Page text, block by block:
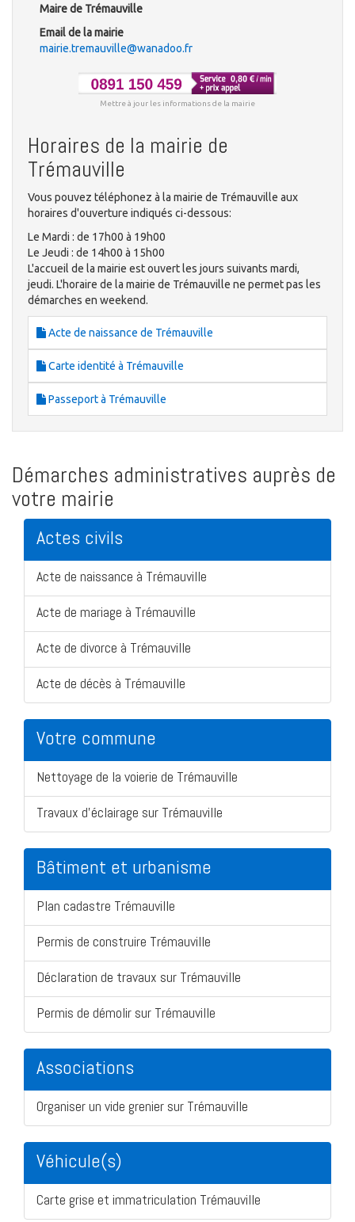
Maire de Trémauville
Email de la mairie
mairie.tremauville@wanadoo.fr
Mettre à jour les informations de la mairie
Horaires de la mairie de
Trémauville
Vous pouvez téléphonez à la mairie de Trémauville aux
horaires d'ouverture indiqués ci-dessous:
Le Mardi : de 17h00 à 19h00
Le Jeudi : de 14h00 à 15h00
L'accueil de la mairie est ouvert les jours suivants mardi,
jeudi. L'horaire de la mairie de Trémauville ne permet pas les
démarches en weekend.
Acte de naissance de Trémauville
Carte identité à Trémauville
Passeport à Trémauville
Démarches administratives auprès de
votre mairie
Actes civils
Acte de naissance à Trémauville
Acte de mariage à Trémauville
Acte de divorce à Trémauville
Acte de décès à Trémauville
Votre commune
Nettoyage de la voierie de Trémauville
Travaux d'éclairage sur Trémauville
Bâtiment et urbanisme
Plan cadastre Trémauville
Permis de construire Trémauville
Déclaration de travaux sur Trémauville
Permis de démolir sur Trémauville
Associations
Organiser un vide grenier sur Trémauville
Véhicule(s)
Carte grise et immatriculation Trémauville